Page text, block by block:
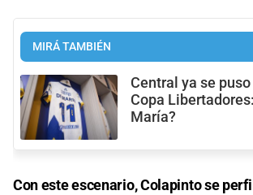
MIRÁ TAMBIÉN
Central ya se
Copa
María?
Con este escenario, Colapinto se